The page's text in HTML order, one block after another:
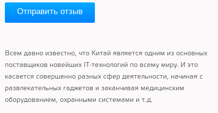
Всем давно известно, что Китай является одним из основных
поставщиков новейших IT-технологий по всему миру. И это
касается совершенно разных сфер деятельности, начиная с
развлекательных гаджетов и заканчивая медицинским
оборудованием, охранными системами и т.д.
Отправить отзыв